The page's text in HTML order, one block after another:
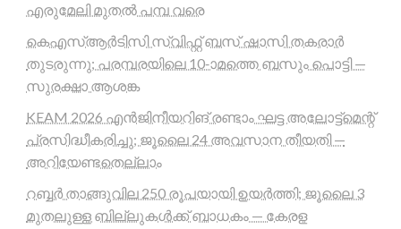
എരുമേലി മുതൽ പമ്പ വരെ
കെഎസ്ആർടിസി സ്വിഫ്റ്റ് ബസ് ഷാസി തകരാർ
തുടരുന്നു; പരമ്പരയിലെ 10-ാമത്തെ ബസും പൊട്ടി —
സുരക്ഷാ ആശങ്ക
KEAM 2026 എൻജിനീയറിങ് രണ്ടാം ഘട്ട അലോട്ട്മെന്റ്
പ്രസിദ്ധീകരിച്ചു; ജൂലൈ 24 അവസാന തീയതി —
അറിയേണ്ടതെല്ലാം
റബ്ബർ താങ്ങുവില 250 രൂപയായി ഉയർത്തി; ജൂലൈ 3
മുതലുള്ള ബില്ലുകൾക്ക് ബാധകം — കേരള